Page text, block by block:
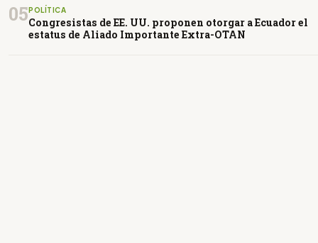
05POLÍTICA
Congresistas de EE. UU. proponen otorgar a Ecuador el
estatus de Aliado Importante Extra-OTAN